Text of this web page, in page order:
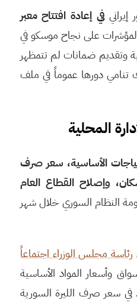
في إعادة افتتاح معبر
على نجاح موسكو في
وتقديم ضمانات لم تتمظهر
تنامي دورها عموماً في ملف
المحلية
الأساسية، سعر صرف
وإصلاح القطاع العام
النظام السوري خلال شهر
رئاسة مجلس الوزراء اجتماعاً
وأسعار المواد الأساسية
سعر صرف الليرة السورية